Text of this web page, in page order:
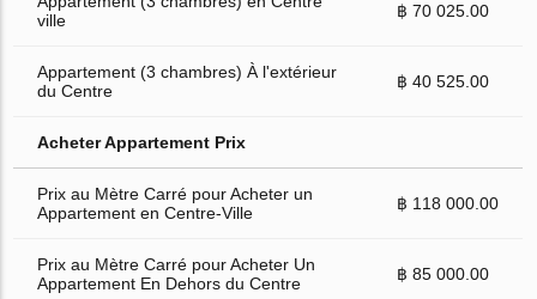
ville
฿ 70 025.00
Appartement (3 chambres) À l'extérieur
du Centre
฿ 40 525.00
Acheter Appartement Prix
Prix au Mètre Carré pour Acheter un
Appartement en Centre-Ville
฿ 118 000.00
Prix au Mètre Carré pour Acheter Un
Appartement En Dehors du Centre
฿ 85 000.00